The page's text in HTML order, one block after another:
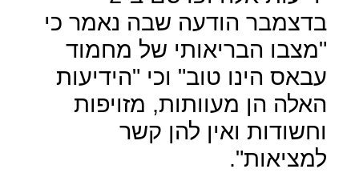
בדצמבר הודעה שבה נאמר כי
"מצבו הבריאותי של מחמוד
עבאס הינו טוב" וכי "הידיעות
האלה הן מעוותות, מזויפות
וחשודות ואין להן קשר
למציאות".